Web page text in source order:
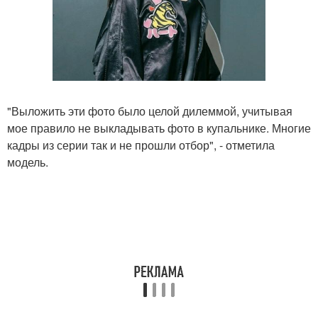
"Выложить эти фото было целой дилеммой, учитывая
мое правило не выкладывать фото в купальнике. Многие
кадры из серии так и не прошли отбор", - отметила
модель.